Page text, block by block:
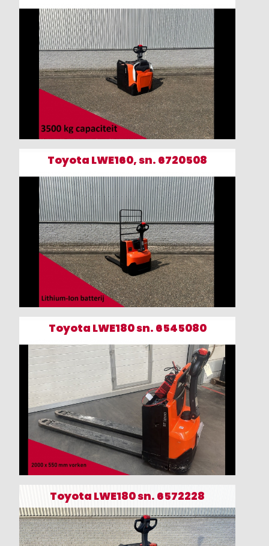
Toyota LWE160, sn. 6720508
Toyota LWE180 sn. 6545080
Toyota LWE180 sn. 6572228